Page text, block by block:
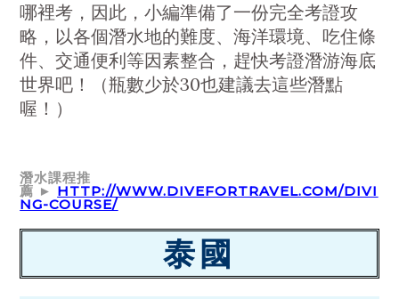
哪裡考，因此，小編準備了一份完全考證攻
略，以各個潛水地的難度、海洋環境、吃住條
件、交通便利等因素整合，趕快考證潛游海底
世界吧！（瓶數少於30也建議去這些潛點
喔！）
潛水課程推
薦 ► HTTP://WWW.DIVEFORTRAVEL.COM/DIVI
NG-COURSE/
泰國